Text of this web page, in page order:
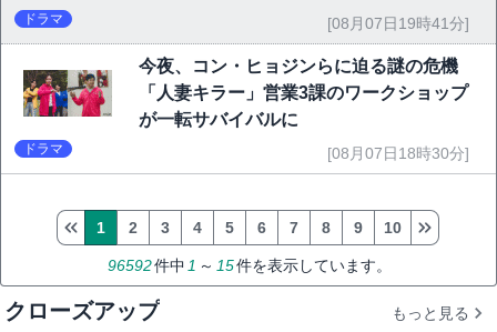
ドラマ [08月07日19時41分]
今夜、コン・ヒョジンらに迫る謎の危機
「人妻キラー」営業3課のワークショップ
が一転サバイバルに
ドラマ [08月07日18時30分]
96592件中 1 ～ 15件を表示しています。
1 2 3 4 5 6 7 8 9 10
クローズアップ もっと見る